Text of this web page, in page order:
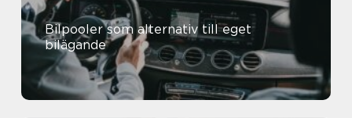
Bilpooler som alternativ till eget
bilägande